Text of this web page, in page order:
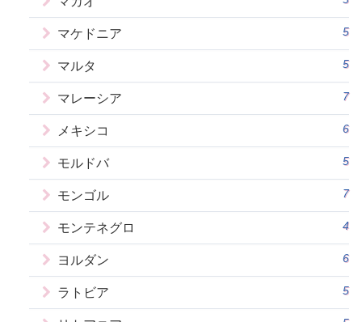
マケドニア 5
マルタ 5
マレーシア 7
メキシコ 6
モルドバ 5
モンゴル 7
モンテネグロ 4
ヨルダン 6
ラトビア 5